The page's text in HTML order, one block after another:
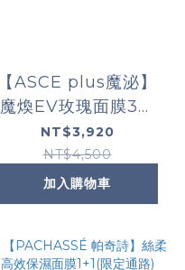
【ASCE plus魔泌】
魔煥EV玫瑰面膜3盒
(限定通路)
NT$3,920
NT$4,500
加入購物車